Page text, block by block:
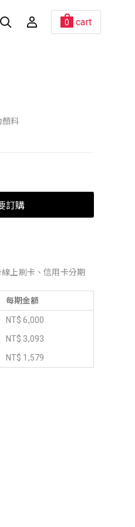
0 cart
顏料
訂購
上刷卡、信用卡分期
每期金額
NT$ 6,000
NT$ 3,093
NT$ 1,579